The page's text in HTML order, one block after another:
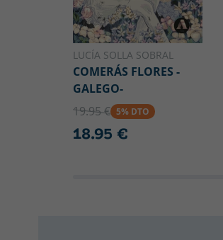
LUCÍA SOLLA SOBRAL
COMERÁS FLORES -
GALEGO-
19.95 € 5% DTO
18.95 €